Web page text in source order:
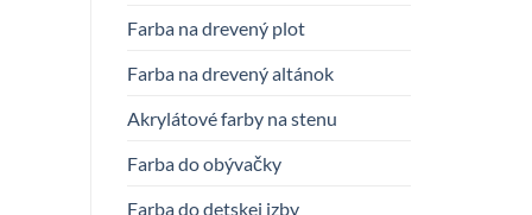
Farba na drevený plot
Farba na drevený altánok
Akrylátové farby na stenu
Farba do obývačky
Farba do detskej izby